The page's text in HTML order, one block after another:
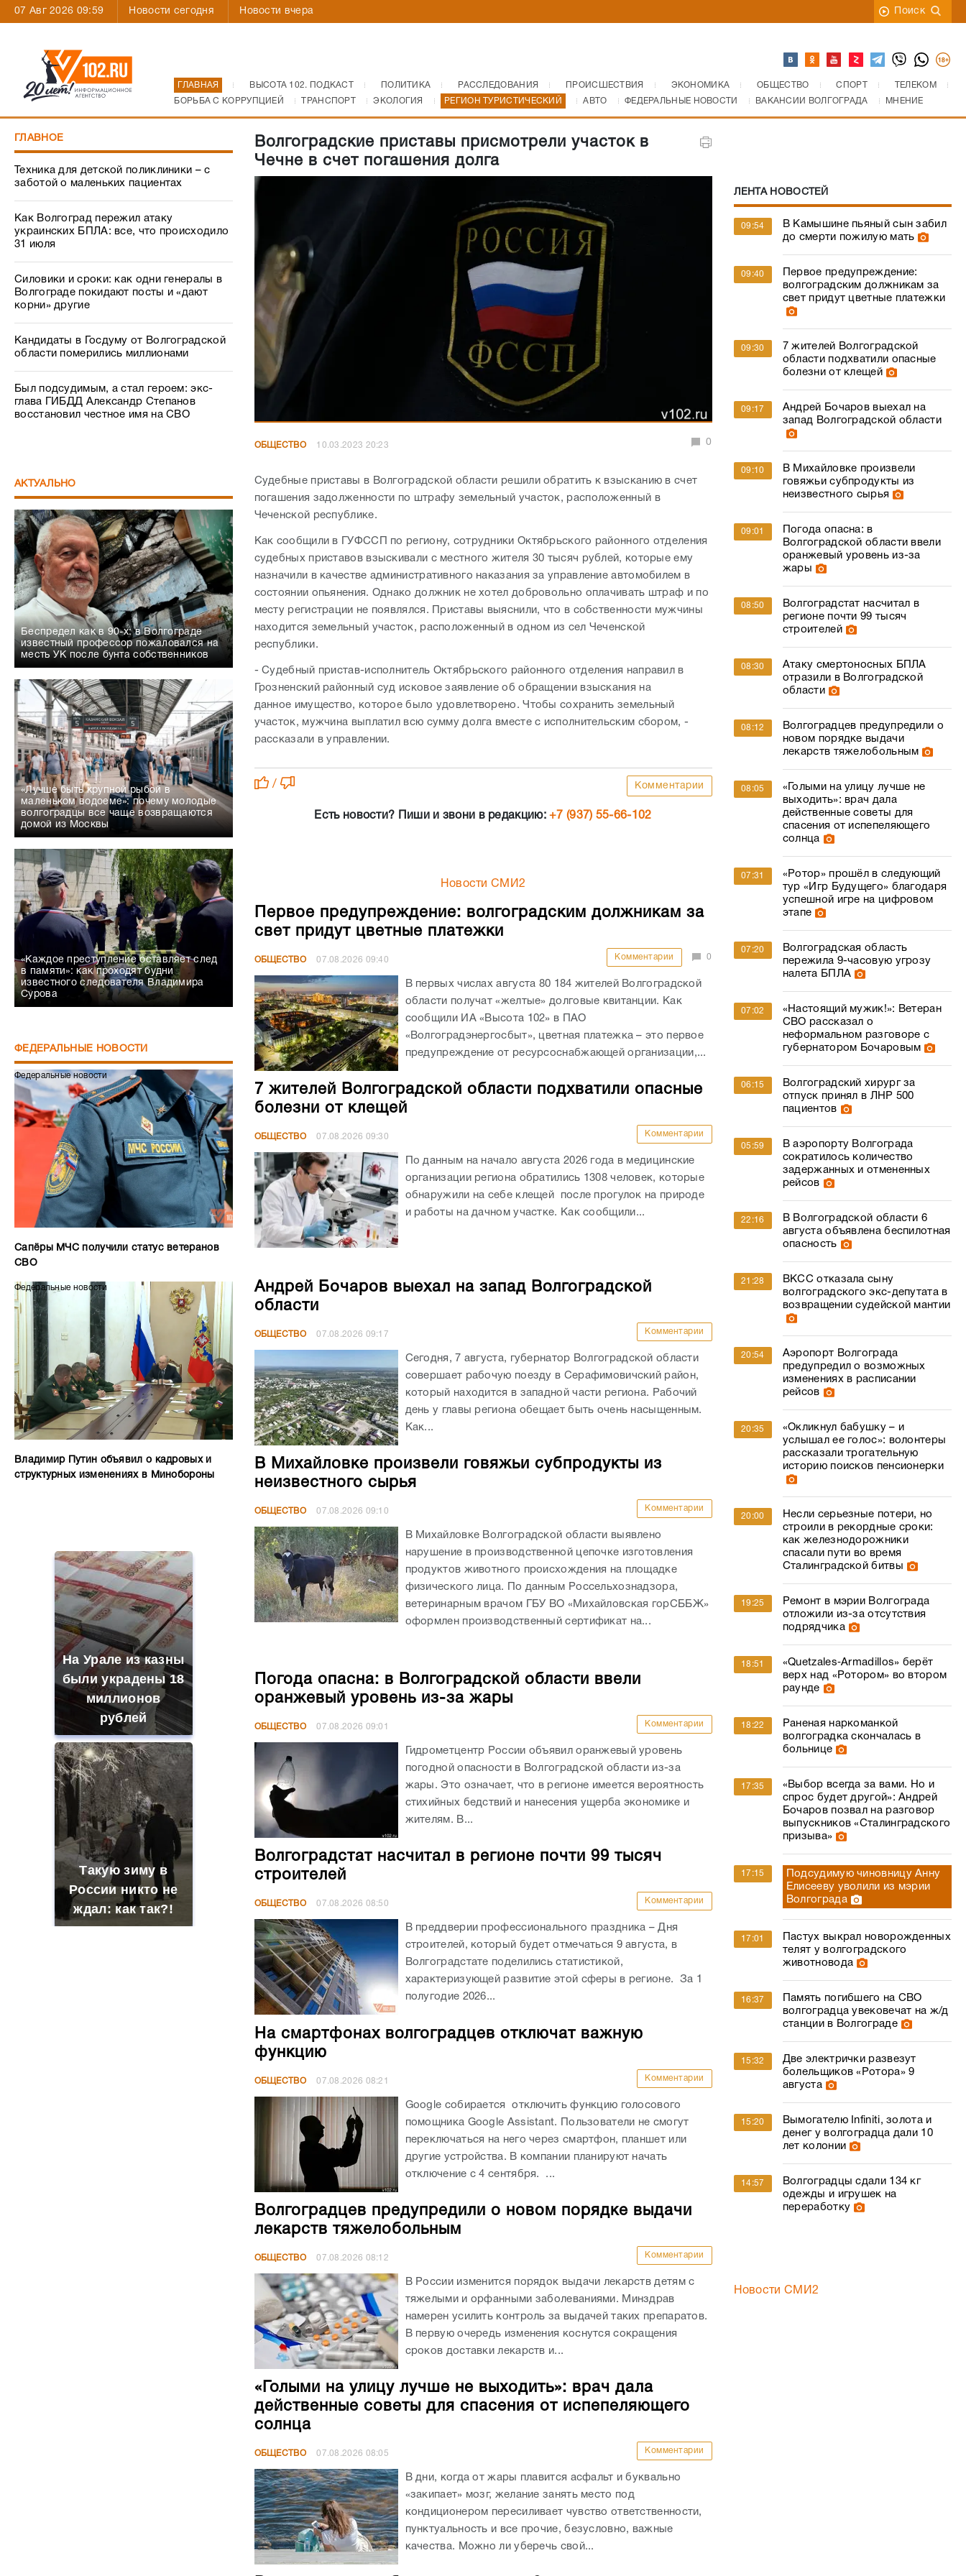
07 Авг 2026 09:59 Новости сегодня Новости вчера Поиск
ГЛАВНАЯ ВЫСОТА 102. ПОДКАСТ ПОЛИТИКА РАССЛЕДОВАНИЯ ПРОИСШЕСТВИЯ ЭКОНОМИКА ОБЩЕСТВО СПОРТ
ТЕЛЕКОМ
БОРЬБА С КОРРУПЦИЕЙ
ТРАНСПОРТ ЭКОЛОГИЯ РЕГИОН ТУРИСТИЧЕСКИЙ АВТО ФЕДЕРАЛЬНЫЕ НОВОСТИ ВАКАНСИИ ВОЛГОГРАДА МНЕНИЕ
ГЛАВНОЕ
Техника для детской поликлиники – с
заботой о маленьких пациентах
Как Волгоград пережил атаку
украинских БПЛА: все, что происходило
31 июля
Силовики и сроки: как одни генералы в
Волгограде покидают посты и «дают
корни» другие
Кандидаты в Госдуму от Волгоградской
области померились миллионами
Был подсудимым, а стал героем: экс-
глава ГИБДД Александр Степанов
восстановил честное имя на СВО
АКТУАЛЬНО
Беспредел как в 90-х: в Волгограде
известный профессор пожаловался на
месть УК после бунта собственников
«Лучше быть крупной рыбой в
маленьком водоеме»: почему молодые
волгоградцы все чаще возвращаются
домой из Москвы
«Каждое преступление оставляет след
в памяти»: как проходят будни
известного следователя Владимира
Сурова
ФЕДЕРАЛЬНЫЕ НОВОСТИ
Федеральные новости
Сапёры МЧС получили статус ветеранов
СВО
Федеральные новости
Владимир Путин объявил о кадровых и
структурных изменениях в Минобороны
На Урале из казны
были украдены 18
миллионов
рублей
Такую зиму в
России никто не
ждал: как так?!
Волгоградские приставы присмотрели участок в
Чечне в счет погашения долга
ОБЩЕСТВО 10.03.2023 20:23 0
Судебные приставы в Волгоградской области решили обратить к взысканию в счет
погашения задолженности по штрафу земельный участок, расположенный в
Чеченской республике.
Как сообщили в ГУФССП по региону, сотрудники Октябрьского районного отделения
судебных приставов взыскивали с местного жителя 30 тысяч рублей, которые ему
назначили в качестве административного наказания за управление автомобилем в
состоянии опьянения. Однако должник не хотел добровольно оплачивать штраф и по
месту регистрации не появлялся. Приставы выяснили, что в собственности мужчины
находится земельный участок, расположенный в одном из сел Чеченской
республики.
- Судебный пристав-исполнитель Октябрьского районного отделения направил в
Грозненский районный суд исковое заявление об обращении взыскания на
данное имущество, которое было удовлетворено. Чтобы сохранить земельный
участок, мужчина выплатил всю сумму долга вместе с исполнительским сбором, -
рассказали в управлении.
/ Комментарии
Есть новости? Пиши и звони в редакцию:+7 (937) 55-66-102
Новости СМИ2
Первое предупреждение: волгоградским должникам за
свет придут цветные платежки
ОБЩЕСТВО 07.08.2026 09:40 Комментарии 0
В первых числах августа 80 184 жителей Волгоградской
области получат «желтые» долговые квитанции. Как
сообщили ИА «Высота 102» в ПАО
«Волгоградэнергосбыт», цветная платежка – это первое
предупреждение от ресурсоснабжающей организации,...
7 жителей Волгоградской области подхватили опасные
болезни от клещей
ОБЩЕСТВО 07.08.2026 09:30 Комментарии
По данным на начало августа 2026 года в медицинские
организации региона обратились 1308 человек, которые
обнаружили на себе клещей после прогулок на природе
и работы на дачном участке. Как сообщили...
Андрей Бочаров выехал на запад Волгоградской
области
ОБЩЕСТВО 07.08.2026 09:17 Комментарии
Сегодня, 7 августа, губернатор Волгоградской области
совершает рабочую поезду в Серафимовичский район,
который находится в западной части региона. Рабочий
день у главы региона обещает быть очень насыщенным.
Как...
В Михайловке произвели говяжьи субпродукты из
неизвестного сырья
ОБЩЕСТВО 07.08.2026 09:10 Комментарии
В Михайловке Волгоградской области выявлено
нарушение в производственной цепочке изготовления
продуктов животного происхождения на площадке
физического лица. По данным Россельхознадзора,
ветеринарным врачом ГБУ ВО «Михайловская горСББЖ»
оформлен производственный сертификат на...
Погода опасна: в Волгоградской области ввели
оранжевый уровень из-за жары
ОБЩЕСТВО 07.08.2026 09:01 Комментарии
Гидрометцентр России объявил оранжевый уровень
погодной опасности в Волгоградской области из-за
жары. Это означает, что в регионе имеется вероятность
стихийных бедствий и нанесения ущерба экономике и
жителям. В...
Волгоградстат насчитал в регионе почти 99 тысяч
строителей
ОБЩЕСТВО 07.08.2026 08:50 Комментарии
В преддверии профессионального праздника – Дня
строителей, который будет отмечаться 9 августа, в
Волгоградстате поделились статистикой,
характеризующей развитие этой сферы в регионе. За 1
полугодие 2026...
На смартфонах волгоградцев отключат важную
функцию
ОБЩЕСТВО 07.08.2026 08:21 Комментарии
Google собирается отключить функцию голосового
помощника Google Assistant. Пользователи не смогут
переключаться на него через смартфон, планшет или
другие устройства. В компании планируют начать
отключение с 4 сентября. ...
Волгоградцев предупредили о новом порядке выдачи
лекарств тяжелобольным
ОБЩЕСТВО 07.08.2026 08:12 Комментарии
В России изменится порядок выдачи лекарств детям с
тяжелыми и орфанными заболеваниями. Минздрав
намерен усилить контроль за выдачей таких препаратов.
В первую очередь изменения коснутся сокращения
сроков доставки лекарств и...
«Голыми на улицу лучше не выходить»: врач дала
действенные советы для спасения от испепеляющего
солнца
ОБЩЕСТВО 07.08.2026 08:05 Комментарии
В дни, когда от жары плавится асфальт и буквально
«закипает» мозг, желание занять место под
кондиционером пересиливает чувство ответственности,
пунктуальность и все прочие, безусловно, важные
качества. Можно ли уберечь свой...
ЛЕНТА НОВОСТЕЙ
09:54
В Камышине пьяный сын забил
до смерти пожилую мать
09:40
Первое предупреждение:
волгоградским должникам за
свет придут цветные платежки
09:30
7 жителей Волгоградской
области подхватили опасные
болезни от клещей
09:17
Андрей Бочаров выехал на
запад Волгоградской области
09:10
В Михайловке произвели
говяжьи субпродукты из
неизвестного сырья
09:01
Погода опасна: в
Волгоградской области ввели
оранжевый уровень из-за
жары
08:50
Волгоградстат насчитал в
регионе почти 99 тысяч
строителей
08:30
Атаку смертоносных БПЛА
отразили в Волгоградской
области
08:12
Волгоградцев предупредили о
новом порядке выдачи
лекарств тяжелобольным
08:05
«Голыми на улицу лучше не
выходить»: врач дала
действенные советы для
спасения от испепеляющего
солнца
07:31
«Ротор» прошёл в следующий
тур «Игр Будущего» благодаря
успешной игре на цифровом
этапе
07:20
Волгоградская область
пережила 9-часовую угрозу
налета БПЛА
07:02
«Настоящий мужик!»: Ветеран
СВО рассказал о
неформальном разговоре с
губернатором Бочаровым
06:15
Волгоградский хирург за
отпуск принял в ЛНР 500
пациентов
05:59
В аэропорту Волгограда
сократилось количество
задержанных и отмененных
рейсов
22:16
В Волгоградской области 6
августа объявлена беспилотная
опасность
21:28
ВКСС отказала сыну
волгоградского экс-депутата в
возвращении судейской мантии
20:54
Аэропорт Волгограда
предупредил о возможных
изменениях в расписании
рейсов
20:35
«Окликнул бабушку – и
услышал ее голос»: волонтеры
рассказали трогательную
историю поисков пенсионерки
20:00
Несли серьезные потери, но
строили в рекордные сроки:
как железнодорожники
спасали пути во время
Сталинградской битвы
19:25
Ремонт в мэрии Волгограда
отложили из-за отсутствия
подрядчика
18:51
«Quetzales‑Armadillos» берёт
верх над «Ротором» во втором
раунде
18:22
Раненая наркоманкой
волгоградка скончалась в
больнице
17:35
«Выбор всегда за вами. Но и
спрос будет другой»: Андрей
Бочаров позвал на разговор
выпускников «Сталинградского
призыва»
17:15
Подсудимую чиновницу Анну
Елисееву уволили из мэрии
Волгограда
17:01
Пастух выкрал новорожденных
телят у волгоградского
животновода
16:37
Память погибшего на СВО
волгоградца увековечат на ж/д
станции в Волгограде
15:32
Две электрички развезут
болельщиков «Ротора» 9
августа
15:20
Вымогателю Infiniti, золота и
денег у волгоградца дали 10
лет колонии
14:57
Волгоградцы сдали 134 кг
одежды и игрушек на
переработку
Новости СМИ2